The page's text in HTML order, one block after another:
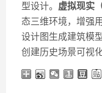
型设计。 虚拟现实
态三维环境，增强
设计图生成建筑模
创建历史场景可视